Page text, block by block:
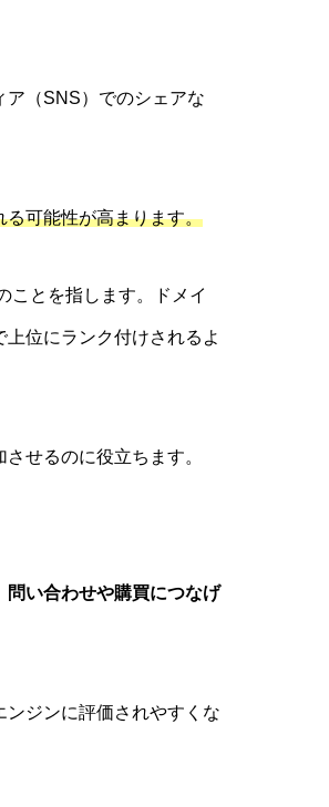
ア（SNS）でのシェアな
る可能性が高まります。
ことを指します。ドメイ
位にランク付けされるよ
せるのに役立ちます。
問い合わせや購買につなげ
ジンに評価されやすくな